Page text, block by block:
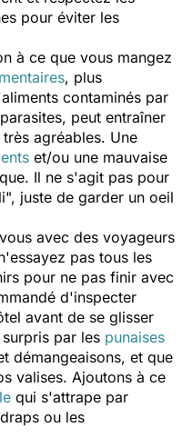
pour éviter les
à ce que vous mangez
, plus
contaminés par
peut entraîner
agréables. Une
et/ou une mauvaise
Il ne s'agit pas pour
juste de garder un oeil
avec des voyageurs
pas tous les
pour ne pas finir avec
d'inspecter
avant de se glisser
par les punaises
démangeaisons, et que
valises. Ajoutons à ce
qui s'attrape par
ou les